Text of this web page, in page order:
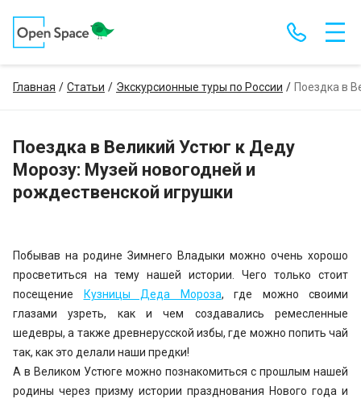
Главная Статьи Экскурсионные туры по России Поездка в
Поездка в Великий Устюг к Деду
Морозу: Музей новогодней и
рождественской игрушки
Побывав на родине Зимнего Владыки можно очень хорошо
просветиться на тему нашей истории. Чего только стоит
посещение
Кузницы Деда Мороза, где можно своими
глазами узреть, как и чем создавались ремесленные
шедевры, а также древнерусской избы, где можно попить чай
так, как это делали наши предки!
А в Великом Устюге можно познакомиться с прошлым нашей
родины через призму истории празднования Нового года и